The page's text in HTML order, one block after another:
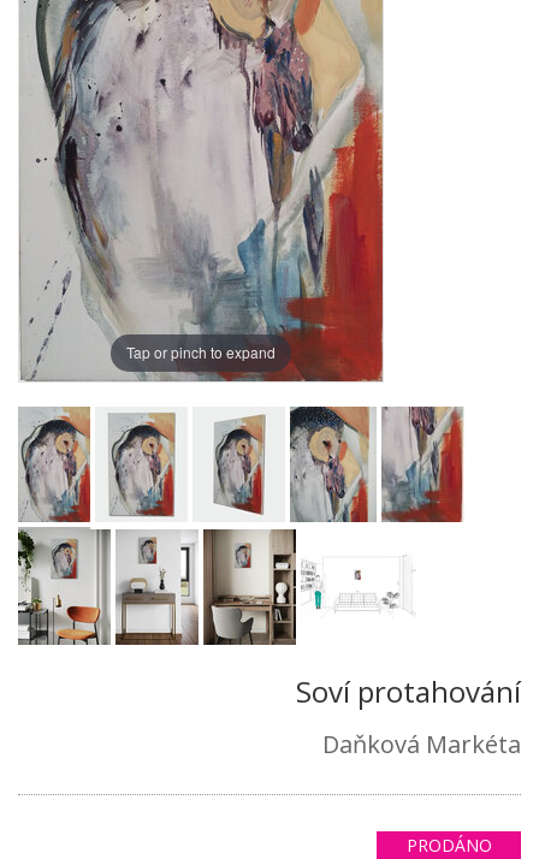
Tap or pinch to expand
Soví protahování
Daňková Markéta
PRODÁNO